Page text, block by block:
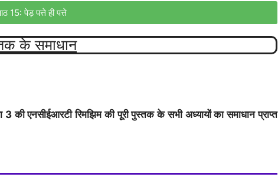
15: पेड़ पत्ते ही पत्ते
के समाधान
3 की एनसीईआरटी रिमझिम की पूरी पुस्तक के सभी अध्यायों का समाधान प्राप्त